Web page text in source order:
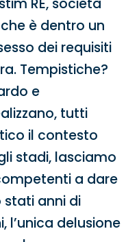
è dentro un
dei requisiti
Tempistiche?
e
tutti
il contesto
stadi, lasciamo
a dare
stati anni di
l’unica delusione